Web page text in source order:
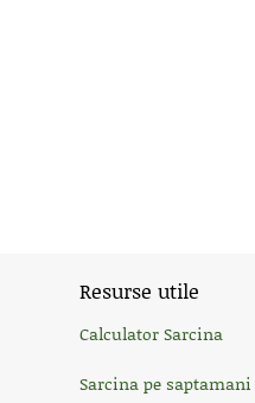
Resurse utile
Calculator Sarcina
Sarcina pe saptamani